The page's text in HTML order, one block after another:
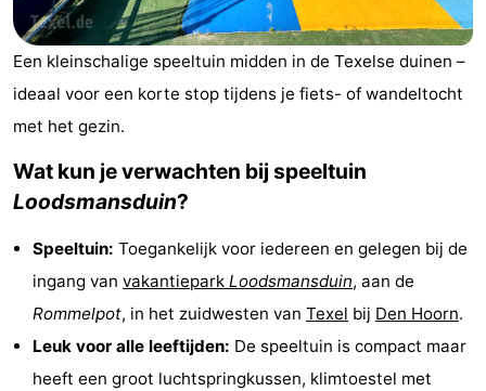
Hoorn
De
Cocksdorp
De
-
Waal
Oosterend
Natuur
Mooiste
uitkijkpunten
Overnachten
Appartementen
Een kleinschalige speeltuin midden in de Texelse duinen –
ideaal voor een korte stop tijdens je fiets- of wandeltocht
met het gezin.
Wat kun je verwachten bij speeltuin
Loodsmansduin?
Speeltuin: Toegankelijk voor iedereen en gelegen bij de
ingang van vakantiepark Loodsmansduin, aan de
Rommelpot, in het zuidwesten van Texel bij Den Hoorn.
Leuk voor alle leeftijden: De speeltuin is compact maar
heeft een groot luchtspringkussen, klimtoestel met